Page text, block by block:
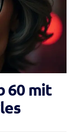
60 mit